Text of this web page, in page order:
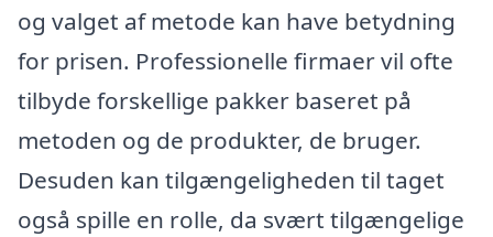
og valget af metode kan have betydning
for prisen. Professionelle firmaer vil ofte
tilbyde forskellige pakker baseret på
metoden og de produkter, de bruger.
Desuden kan tilgængeligheden til taget
også spille en rolle, da svært tilgængelige